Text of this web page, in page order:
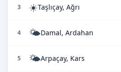
3 ☀️Taşlıçay, Ağrı
4 🌤️Damal, Ardahan
5 🌤️Arpaçay, Kars